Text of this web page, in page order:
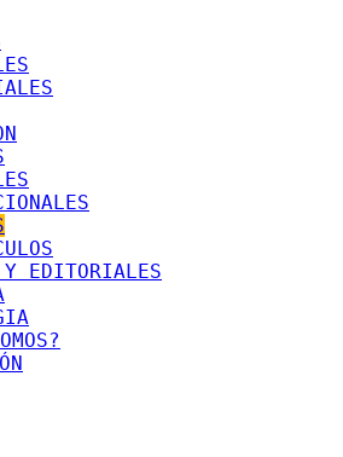
EDITORIALES